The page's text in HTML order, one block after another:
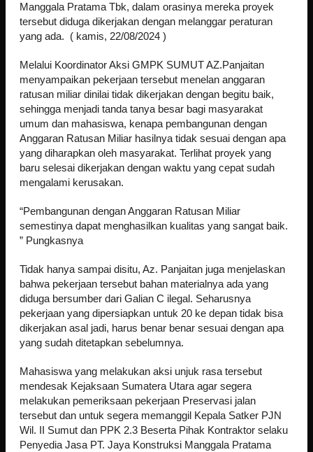
Manggala Pratama Tbk, dalam orasinya mereka proyek
tersebut diduga dikerjakan dengan melanggar peraturan
yang ada. ( kamis, 22/08/2024 )
Melalui Koordinator Aksi GMPK SUMUT AZ.Panjaitan
menyampaikan pekerjaan tersebut menelan anggaran
ratusan miliar dinilai tidak dikerjakan dengan begitu baik,
sehingga menjadi tanda tanya besar bagi masyarakat
umum dan mahasiswa, kenapa pembangunan dengan
Anggaran Ratusan Miliar hasilnya tidak sesuai dengan apa
yang diharapkan oleh masyarakat. Terlihat proyek yang
baru selesai dikerjakan dengan waktu yang cepat sudah
mengalami kerusakan.
“Pembangunan dengan Anggaran Ratusan Miliar
semestinya dapat menghasilkan kualitas yang sangat baik.
” Pungkasnya
Tidak hanya sampai disitu, Az. Panjaitan juga menjelaskan
bahwa pekerjaan tersebut bahan materialnya ada yang
diduga bersumber dari Galian C ilegal. Seharusnya
pekerjaan yang dipersiapkan untuk 20 ke depan tidak bisa
dikerjakan asal jadi, harus benar benar sesuai dengan apa
yang sudah ditetapkan sebelumnya.
Mahasiswa yang melakukan aksi unjuk rasa tersebut
mendesak Kejaksaan Sumatera Utara agar segera
melakukan pemeriksaan pekerjaan Preservasi jalan
tersebut dan untuk segera memanggil Kepala Satker PJN
Wil. II Sumut dan PPK 2.3 Beserta Pihak Kontraktor selaku
Penyedia Jasa PT. Jaya Konstruksi Manggala Pratama